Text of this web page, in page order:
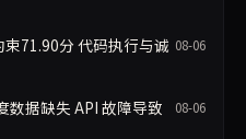
71.90分 代码执行与诚 08-06
数据缺失 API 故障导致
08-06